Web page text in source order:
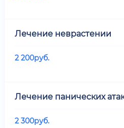
Лечение неврастении
2 200руб.
Лечение панических
2 300руб.